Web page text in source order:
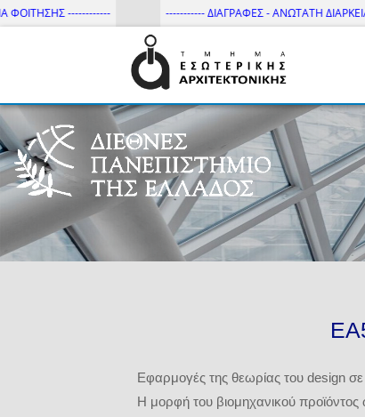
------------ ----------- ΔΙΑΓΡΑΦΕΣ - ΑΝΩΤΑΤΗ ΔΙΑΡΚΕΙΑ
Τμήμα Εσωτ.
Εφαρμογές της θεωρίας του design
Η μορφή του βιομηχανικού προϊόντος